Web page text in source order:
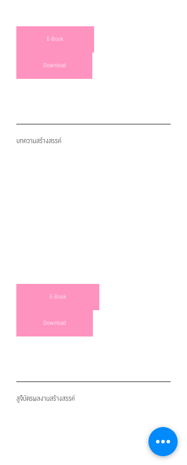
E-Book
Download
บทความสร้างสรรค์
E-Book
Download
สูจิบัตรผลงานสร้างสรรค์